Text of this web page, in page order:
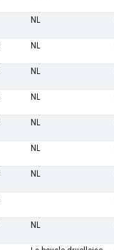
NL
NL
NL
NL
NL
NL
NL
NL